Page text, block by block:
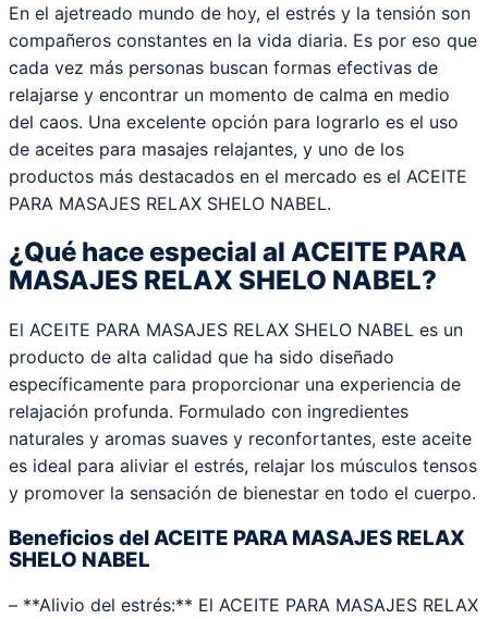
En el ajetreado mundo de hoy, el estrés y la tensión son
compañeros constantes en la vida diaria. Es por eso que
cada vez más personas buscan formas efectivas de
relajarse y encontrar un momento de calma en medio
del caos. Una excelente opción para lograrlo es el uso
de aceites para masajes relajantes, y uno de los
productos más destacados en el mercado es el ACEITE
PARA MASAJES RELAX SHELO NABEL.
¿Qué hace especial al ACEITE PARA
MASAJES RELAX SHELO NABEL?
El ACEITE PARA MASAJES RELAX SHELO NABEL es un
producto de alta calidad que ha sido diseñado
específicamente para proporcionar una experiencia de
relajación profunda. Formulado con ingredientes
naturales y aromas suaves y reconfortantes, este aceite
es ideal para aliviar el estrés, relajar los músculos tensos
y promover la sensación de bienestar en todo el cuerpo.
Beneficios del ACEITE PARA MASAJES RELAX
SHELO NABEL
– **Alivio del estrés:** El ACEITE PARA MASAJES RELAX